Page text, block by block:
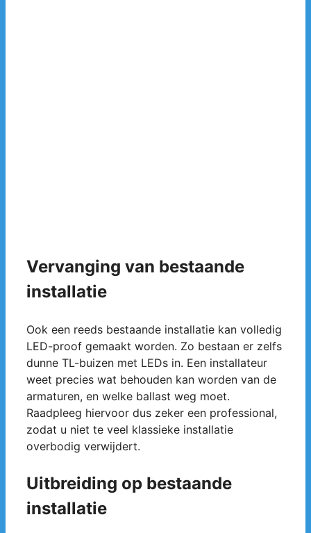
Vervanging van bestaande
installatie
Ook een reeds bestaande installatie kan volledig
LED-proof gemaakt worden. Zo bestaan er zelfs
dunne TL-buizen met LEDs in. Een installateur
weet precies wat behouden kan worden van de
armaturen, en welke ballast weg moet.
Raadpleeg hiervoor dus zeker een professional,
zodat u niet te veel klassieke installatie
overbodig verwijdert.
Uitbreiding op bestaande
installatie